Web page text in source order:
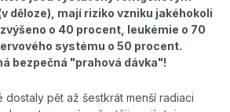
děloze), mají riziko vzniku jakéhokoli
o 40 procent, leukémie o 70
systému o 50 procent.
bezpečná "prahová dávka"!
pět až šestkrát menší radiaci